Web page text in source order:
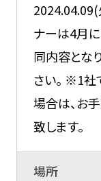
ナーは4月
同内容とな
さい。 ※1
場合は、お
致します。
場所